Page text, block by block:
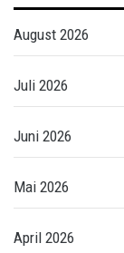
August 2026
Juli 2026
Juni 2026
Mai 2026
April 2026